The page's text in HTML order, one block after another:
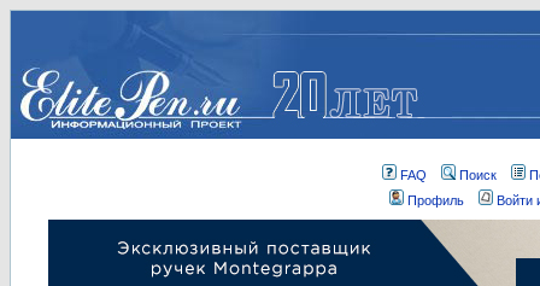
FAQ Поиск
Профиль
Войти